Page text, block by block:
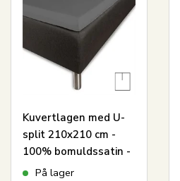
Kuvertlagen med U-
split 210x210 cm -
100% bomuldssatin -
Splitlængde 90 cm -
På lager